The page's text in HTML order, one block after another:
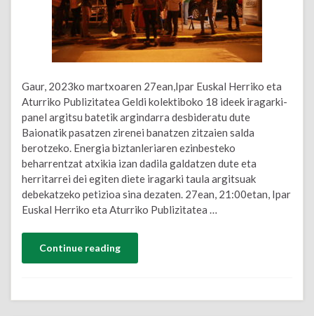
Gaur, 2023ko martxoaren 27ean,Ipar Euskal Herriko eta
Aturriko Publizitatea Geldi kolektiboko 18 ideek iragarki-
panel argitsu batetik argindarra desbideratu dute
Baionatik pasatzen zirenei banatzen zitzaien salda
berotzeko. Energia biztanleriaren ezinbesteko
beharrentzat atxikia izan dadila galdatzen dute eta
herritarrei dei egiten diete iragarki taula argitsuak
debekatzeko petizioa sina dezaten. 27ean, 21:00etan, Ipar
Euskal Herriko eta Aturriko Publizitatea …
Continue reading